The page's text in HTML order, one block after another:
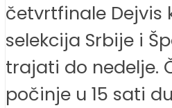
četvrtfinale Dejvis
selekcija Srbije i
trajati do nedelje.
počinje u 15 sati